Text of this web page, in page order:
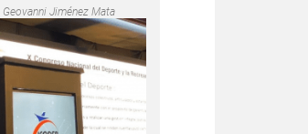
Geovanni Jiménez Mata